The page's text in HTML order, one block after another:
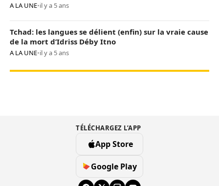
A LA UNE•il y a 5 ans
Tchad: les langues se délient (enfin) sur la vraie cause
de la mort d’Idriss Déby Itno
A LA UNE•il y a 5 ans
TÉLÉCHARGEZ L’APP
App Store
Google Play